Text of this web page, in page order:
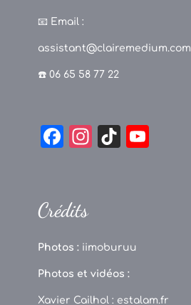
📧 Email :
assistant@clairemedium.com
☎️ 06 65 58 77 22
F
e
o
o
k
In
a
m
Ti
C
Crédits
Photos : iimoburuu
Photos et vidéos :
Xavier Cailhol : estalam.fr